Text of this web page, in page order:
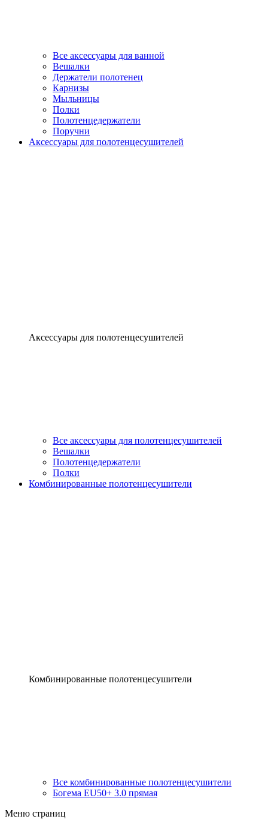
Все аксессуары для ванной
Вешалки
Держатели полотенец
Карнизы
Мыльницы
Полки
Полотенцедержатели
Поручни
Аксессуары для полотенцесушителей
Аксессуары для полотенцесушителей
Все аксессуары для полотенцесушителей
Вешалки
Полотенцедержатели
Полки
Комбинированные полотенцесушители
Комбинированные полотенцесушители
Все комбинированные полотенцесушители
Богема EU50+ 3.0 прямая
Меню страниц